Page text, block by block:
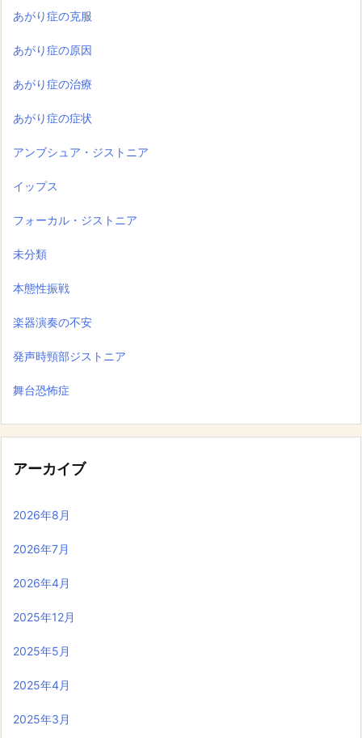
あがり症の克服
あがり症の原因
あがり症の治療
あがり症の症状
アンブシュア・ジストニア
イップス
フォーカル・ジストニア
未分類
本態性振戦
楽器演奏の不安
発声時頸部ジストニア
舞台恐怖症
アーカイブ
2026年8月
2026年7月
2026年4月
2025年12月
2025年5月
2025年4月
2025年3月